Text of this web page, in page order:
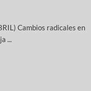
Cambios radicales en
...